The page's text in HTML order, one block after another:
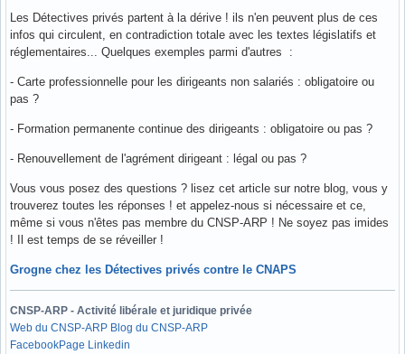
Les Détectives privés partent à la dérive ! ils n'en peuvent plus de ces
infos qui circulent, en contradiction totale avec les textes législatifs et
réglementaires... Quelques exemples parmi d'autres :
- Carte professionnelle pour les dirigeants non salariés : obligatoire ou
pas ?
- Formation permanente continue des dirigeants : obligatoire ou pas ?
- Renouvellement de l'agrément dirigeant : légal ou pas ?
Vous vous posez des questions ? lisez cet article sur notre blog, vous y
trouverez toutes les réponses ! et appelez-nous si nécessaire et ce,
même si vous n'êtes pas membre du CNSP-ARP ! Ne soyez pas imides
! Il est temps de se réveiller !
Grogne chez les Détectives privés contre le CNAPS
CNSP-ARP - Activité libérale et juridique privée
Web du CNSP-ARP Blog du CNSP-ARP
FacebookPage Linkedin